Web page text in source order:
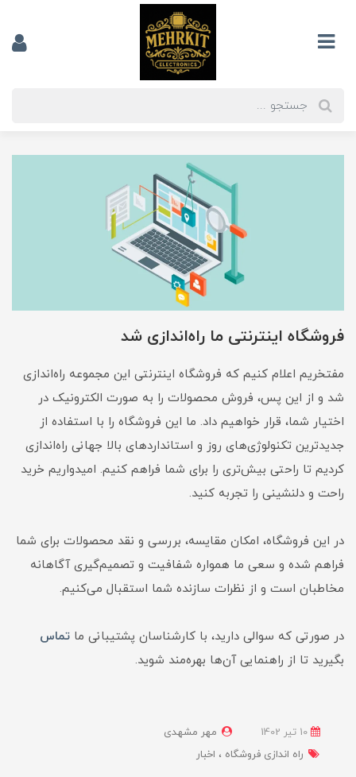
فروشگاه اینترنتی ما راه‌اندازی شد
مفتخریم اعلام کنیم که فروشگاه اینترنتی این مجموعه راه‌اندازی
شد و از این پس، فروش محصولات را به صورت الکترونیک در
اختیار شما، قرار خواهیم داد. ما این فروشگاه را با استفاده از
جدیدترین تکنولوژی‌های روز و استانداردهای بالا جهانی راه‌اندازی
کردیم تا راحتی بیش‌تری را برای شما فراهم کنیم. امیدواریم خرید
راحت و دلنشینی را تجربه کنید.
در این فروشگاه، امکان مقایسه، بررسی و نقد محصولات برای شما
فراهم شده و سعی ما همواره شفافیت و تصمیم‌گیری آگاهانه
مخاطبان است و از نظرات سازنده شما استقبال می‌کنیم.
در صورتی که سوالی دارید، با کارشناسان پشتیبانی ما تماس
بگیرید تا از راهنمایی آن‌ها بهره‌مند شوید.
مهر مشهدی
راه اندازی فروشگاه
اخبار